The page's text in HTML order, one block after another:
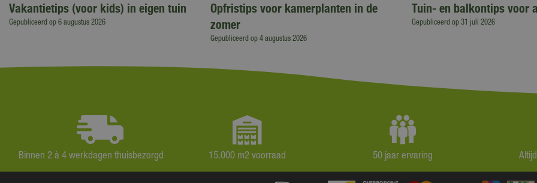
Vakantietips (voor kids) in eigen tuin
Gepubliceerd op 6 augustus 2026
Opfristips voor kamerplanten in de
zomer
Gepubliceerd op 4 augustus 2026
Tuin- en balkontips voor
Gepubliceerd op 31 juli 2026
Binnen 2 à 4 werkdagen thuisbezorgd 15.000 m2 voorraad 50 jaar ervaring